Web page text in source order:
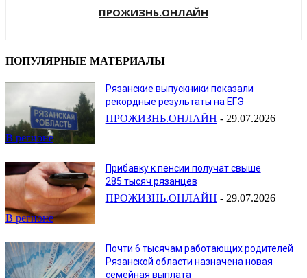
ПРОЖИЗНЬ.ОНЛАЙН
ПОПУЛЯРНЫЕ МАТЕРИАЛЫ
В регионе
Рязанские выпускники показали
рекордные результаты на ЕГЭ
ПРОЖИЗНЬ.ОНЛАЙН - 29.07.2026
В регионе
Прибавку к пенсии получат свыше
285 тысяч рязанцев
ПРОЖИЗНЬ.ОНЛАЙН - 29.07.2026
Почти 6 тысячам работающих родителей
Рязанской области назначена новая
семейная выплата